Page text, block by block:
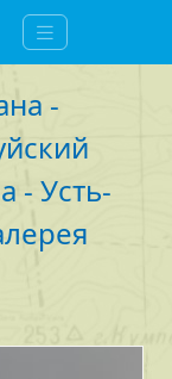
-
- Усть-